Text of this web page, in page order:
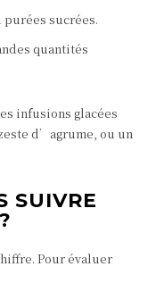
sucrées.
quantités
infusions glacées
d’agrume, ou un
SUIVRE
Pour évaluer